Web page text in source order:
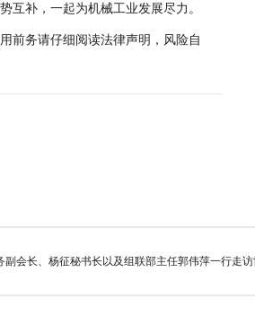
互补，一起为机械工业发展尽力。
务请仔细阅读法律声明，风险自
会长、杨征秘书长以及组联部主任郭伟萍一行走